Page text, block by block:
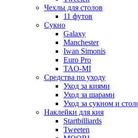
Чехлы для столов
11 футов
Сукно
Galaxy
Manchester
Iwan Simonis
Euro Pro
TAO-MI
Средства по уходу
Уход за киями
Уход за шарами
Уход за сукном и
Наклейки для кия
Startbilliards
Tweeten